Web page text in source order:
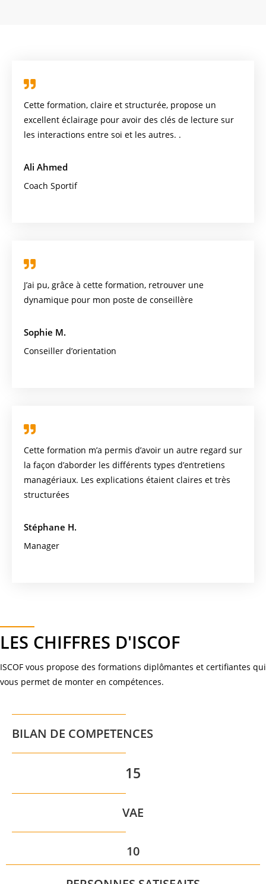
Cette formation, claire et structurée, propose un
excellent éclairage pour avoir des clés de lecture sur
les interactions entre soi et les autres. .
Ali Ahmed
Coach Sportif
J’ai pu, grâce à cette formation, retrouver une
dynamique pour mon poste de conseillère
Sophie M.
Conseiller d’orientation
Cette formation m’a permis d’avoir un autre regard sur
la façon d’aborder les différents types d’entretiens
managériaux. Les explications étaient claires et très
structurées
Stéphane H.
Manager
LES CHIFFRES D'ISCOF
ISCOF vous propose des formations diplômantes et certifiantes qui
vous permet de monter en compétences.
BILAN DE COMPETENCES
15
VAE
10